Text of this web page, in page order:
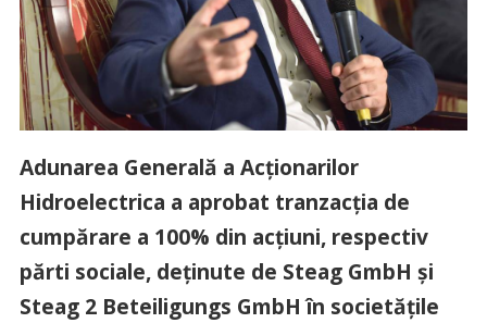
Adunarea Generală a Acționarilor
Hidroelectrica a aprobat tranzacția de
cumpărare a 100% din acțiuni, respectiv
părti sociale, deținute de Steag GmbH și
Steag 2 Beteiligungs GmbH în societățile